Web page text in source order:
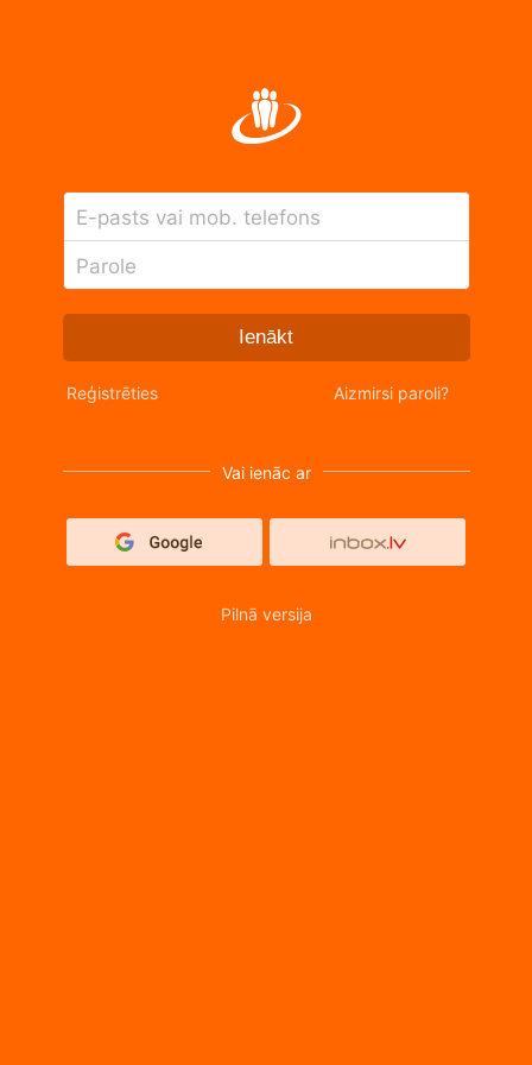
E-pasts vai mob. telefons
Parole
Ienākt
Reģistrēties Aizmirsi paroli?
Vai ienāc ar
Pilnā versija